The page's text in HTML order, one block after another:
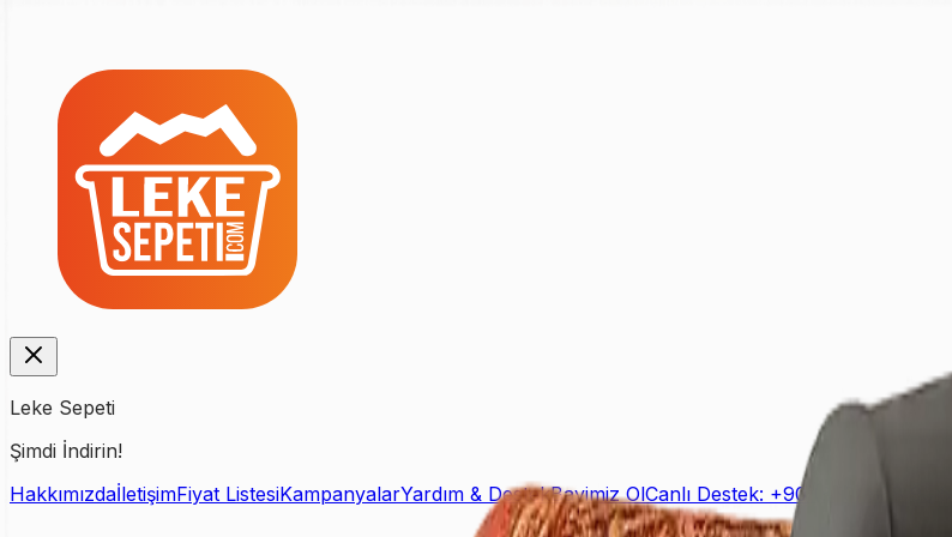
Leke Sepeti
Şimdi İndirin!
HakkımızdaİletişimFiyat ListesiKampanyalarYardım & DestekBayimiz OlCanlı Destek: +90 (850) 888 90 50